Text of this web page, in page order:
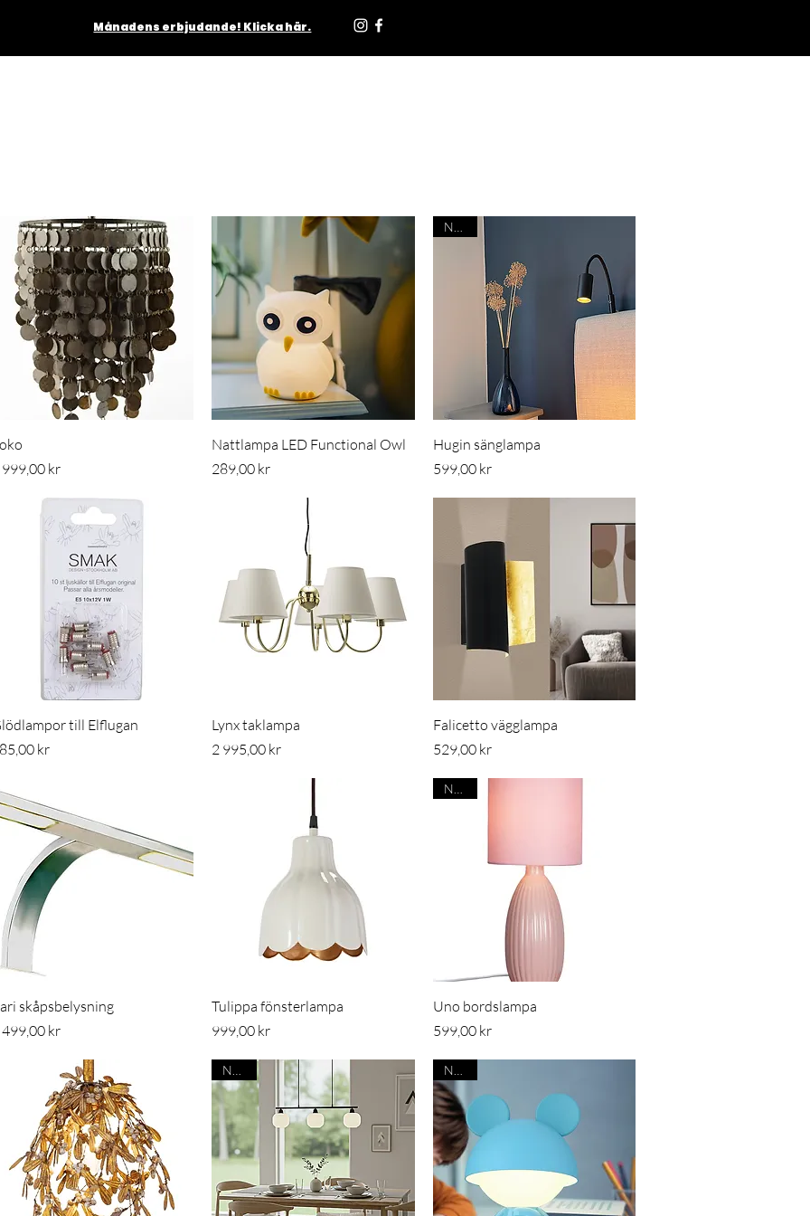
Månadens erbjudande! Klicka här.
999,00 kr
Snabbvisning
Nattlampa LED Functional Owl
Pris
289,00 kr
Snabbvisning
Hugin sänglampa
Pris
599,00 kr
Snabbvisning
till Elflugan
kr
Snabbvisning
Lynx taklampa
Pris
2 995,00 kr
Snabbvisning
Falicetto vägglampa
Pris
529,00 kr
Snabbvisning
skåpsbelysning
499,00 kr
Snabbvisning
Tulippa fönsterlampa
Pris
999,00 kr
Snabbvisning
Uno bordslampa
Pris
599,00 kr